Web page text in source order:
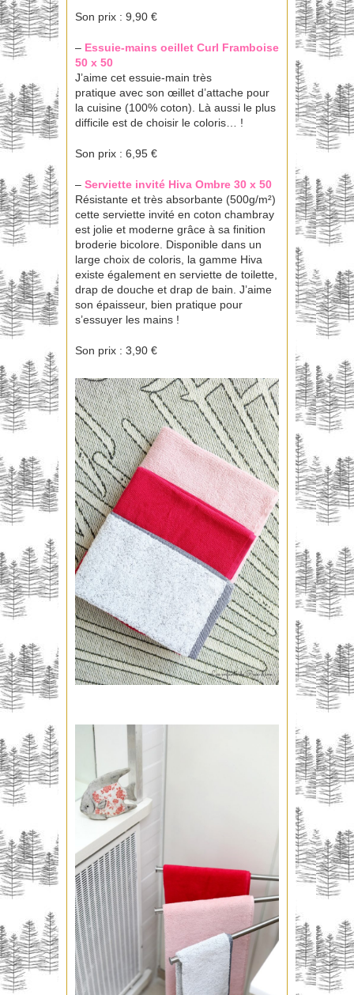
Son prix : 9,90 €
– Essuie-mains oeillet Curl Framboise
50 x 50
J’aime cet essuie-main très
pratique avec son œillet d’attache pour
la cuisine (100% coton). Là aussi le plus
difficile est de choisir le coloris… !
Son prix : 6,95 €
– Serviette invité Hiva Ombre 30 x 50
Résistante et très absorbante (500g/m²)
cette serviette invité en coton chambray
est jolie et moderne grâce à sa finition
broderie bicolore. Disponible dans un
large choix de coloris, la gamme Hiva
existe également en serviette de toilette,
drap de douche et drap de bain. J’aime
son épaisseur, bien pratique pour
s’essuyer les mains !
Son prix : 3,90 €